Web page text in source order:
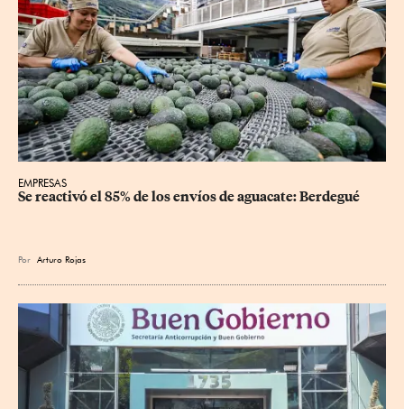
EMPRESAS
Se reactivó el 85% de los envíos de aguacate: Berdegué
Por Arturo Rojas